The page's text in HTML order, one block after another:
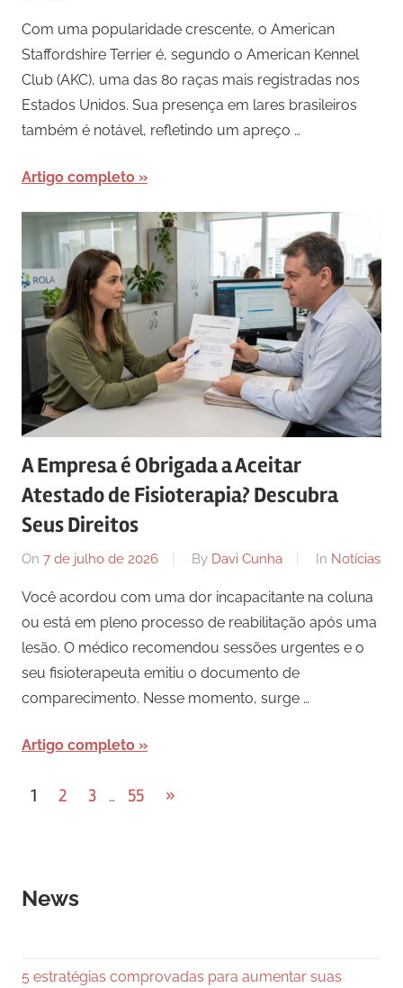
Com uma popularidade crescente, o American
Staffordshire Terrier é, segundo o American Kennel
Club (AKC), uma das 80 raças mais registradas nos
Estados Unidos. Sua presença em lares brasileiros
também é notável, refletindo um apreço …
Artigo completo
A Empresa é Obrigada a Aceitar
Atestado de Fisioterapia? Descubra
Seus Direitos
On 7 de julho de 2026 By Davi Cunha In Notícias
Você acordou com uma dor incapacitante na coluna
ou está em pleno processo de reabilitação após uma
lesão. O médico recomendou sessões urgentes e o
seu fisioterapeuta emitiu o documento de
comparecimento. Nesse momento, surge …
Artigo completo
Paginação
1 2 3 … 55
Next
»
News
5 estratégias comprovadas para aumentar suas